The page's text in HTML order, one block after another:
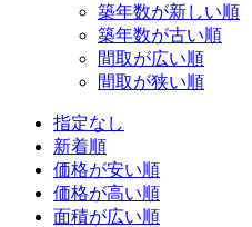
築年数が新しい順
築年数が古い順
間取が広い順
間取が狭い順
指定なし
新着順
価格が安い順
価格が高い順
面積が広い順